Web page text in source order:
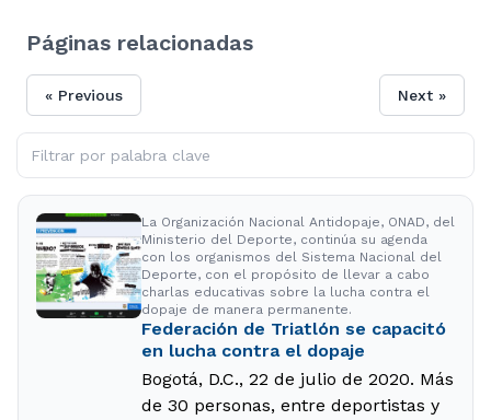
Páginas relacionadas
« Previous Next »
La Organización Nacional Antidopaje, ONAD, del
Ministerio del Deporte, continúa su agenda
con los organismos del Sistema Nacional del
Deporte, con el propósito de llevar a cabo
charlas educativas sobre la lucha contra el
dopaje de manera permanente.
Federación de Triatlón se capacitó
en lucha contra el dopaje
Bogotá, D.C., 22 de julio de 2020. Más
de 30 personas, entre deportistas y